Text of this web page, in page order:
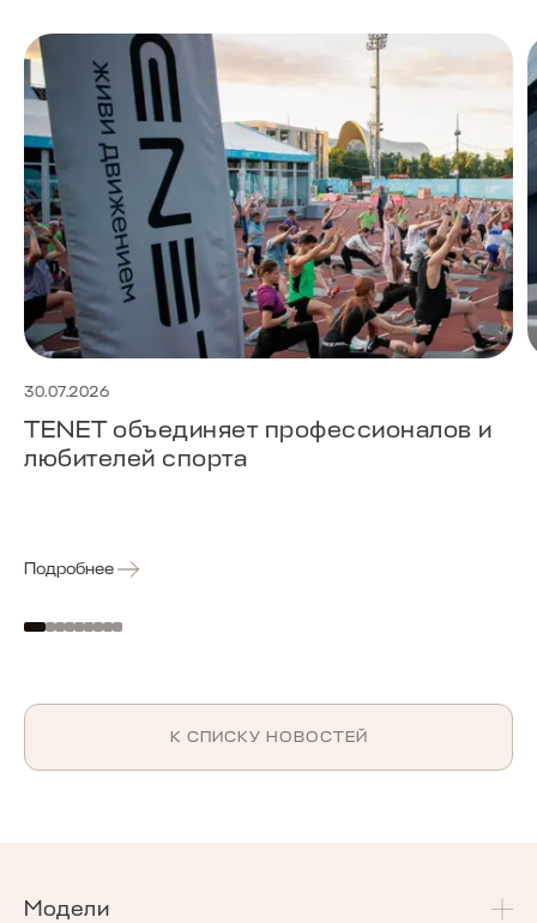
30.07.2026
TENET объединяет профессионалов и
любителей спорта
Подробнее
К СПИСКУ НОВОСТЕЙ
Модели